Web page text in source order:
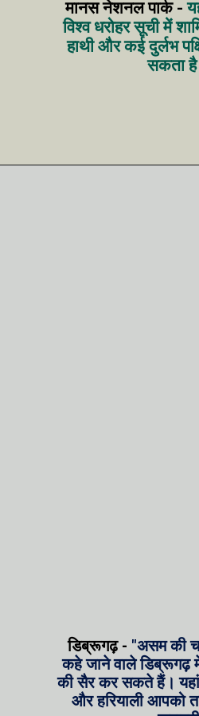
मानस नेशनल पार्क -
विश्व धरोहर सूची में
हाथी और कई दुर्लभ
सकता
डिब्रूगढ़ - "असम की
कहे जाने वाले डिब्रूगढ़
की सैर कर सकते हैं। यहां
और हरियाली आपको